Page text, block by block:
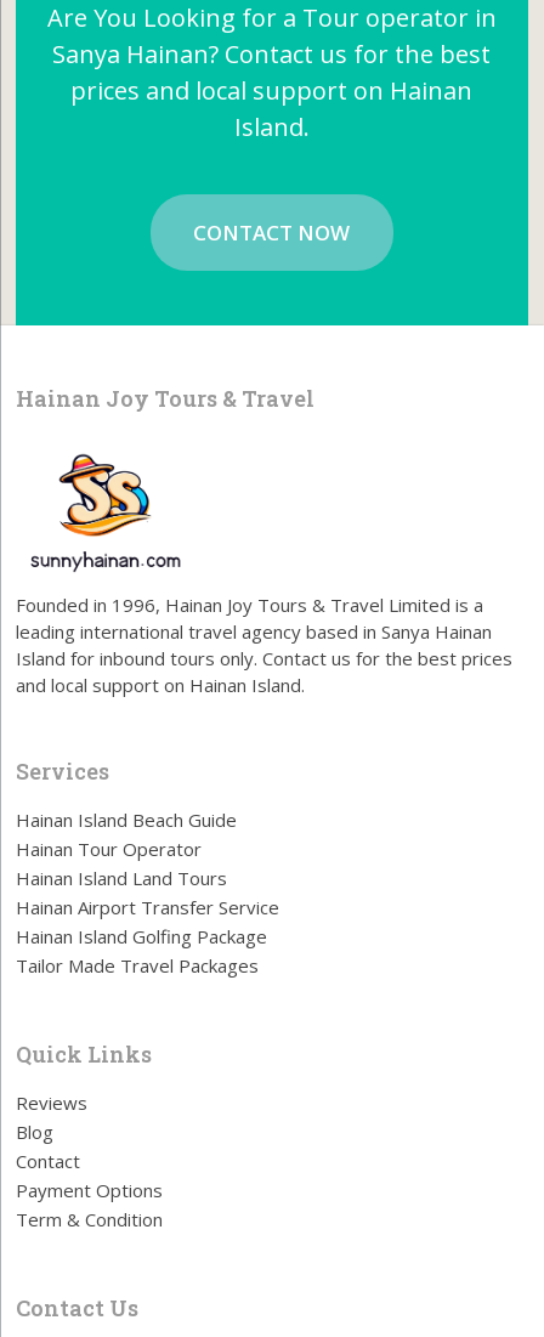
Are You Looking for a Tour operator in
Sanya Hainan? Contact us for the best
prices and local support on Hainan
Island.
CONTACT NOW
Hainan Joy Tours & Travel
Founded in 1996, Hainan Joy Tours & Travel Limited is a
leading international travel agency based in Sanya Hainan
Island for inbound tours only. Contact us for the best prices
and local support on Hainan Island.
Services
Hainan Island Beach Guide
Hainan Tour Operator
Hainan Island Land Tours
Hainan Airport Transfer Service
Hainan Island Golfing Package
Tailor Made Travel Packages
Quick Links
Reviews
Blog
Contact
Payment Options
Term & Condition
Contact Us